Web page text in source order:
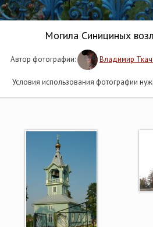
Могила Синициных
Автор фотографии: Владимир
Условия использования фотографии